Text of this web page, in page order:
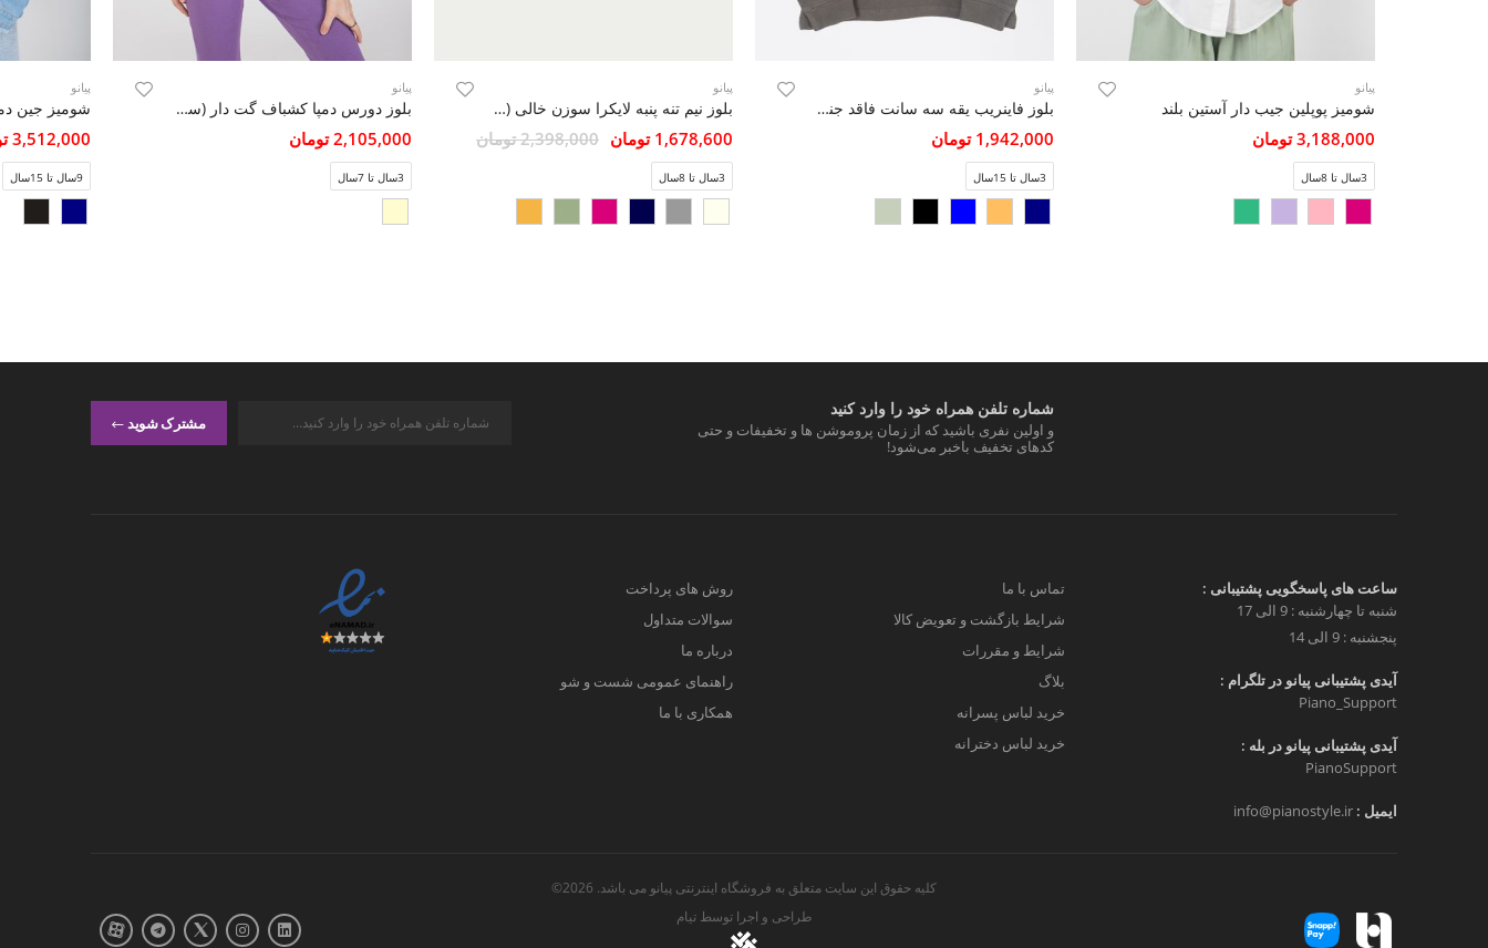
پیانو
شومیز پوپلین جیب دار آستین بلند
3,188,000 تومان
3سال تا 8سال
پیانو
بلوز فاینریب یقه سه سانت فاقد جنسیت
1,942,000 تومان
3سال تا 15سال
پیانو
بلوز نیم تنه پنبه لایکرا سوزن خالی (ست با 10306)
1,678,600 تومان 2,398,000 تومان
3سال تا 8سال
پیانو
بلوز دورس دمپا کشباف گت دار (ست با کد 10290)
2,105,000 تومان
3سال تا 7سال
پیانو
شومیز جین
3,512,000 تومان
9سال تا 15سال
شماره تلفن همراه خود را وارد کنید
و اولین نفری باشید که از زمان پروموشن ها و تخفیفات و حتی
کدهای تخفیف باخبر می‌شود!
مشترک شوید
ساعت های پاسخگویی پشتیبانی :
شنبه تا چهارشنبه : 9 الی 17
پنجشنبه : 9 الی 14
آیدی پشتیبانی پیانو در تلگرام :
Piano_Support
آیدی پشتیبانی پیانو در بله :
PianoSupport
ایمیل : info@pianostyle.ir
تماس با ما
شرایط بازگشت و تعویض کالا
شرایط و مقررات
بلاگ
خرید لباس پسرانه
خرید لباس دخترانه
روش های پرداخت
سوالات متداول
درباره ما
راهنمای عمومی شست و شو
همکاری با ما
کلیه حقوق این سایت متعلق به فروشگاه اینترنتی پیانو می باشد. 2026©
طراحی و اجرا توسطتیام